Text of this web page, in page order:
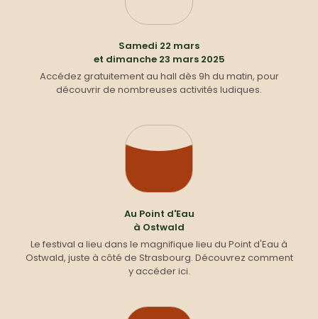
Samedi 22 mars
et dimanche 23 mars 2025
Accédez gratuitement au hall dès 9h du matin, pour
découvrir de nombreuses activités ludiques.
Au Point d'Eau
à Ostwald
Le festival a lieu dans le magnifique lieu du Point d'Eau à
Ostwald, juste à côté de Strasbourg. Découvrez comment
y accéderici.